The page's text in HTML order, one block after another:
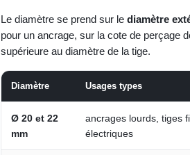
Le diamètre se prend sur lediamètre
pour un ancrage, sur la cote de perçage
supérieure au diamètre de la tige.
Diamètre Usages types
Ø 20 et 22
mm
ancrages lourds, tiges
électriques